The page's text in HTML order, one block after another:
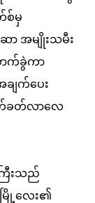
စ်မှ
ာ အမျိုးသမီး
က်ခွဲကာ
ျက်ပေး
က်ခတ်လာလေ
ြီးသည်
မြို့လေး၏